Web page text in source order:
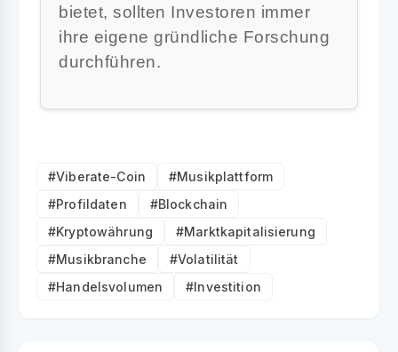
bietet, sollten Investoren immer
ihre eigene gründliche Forschung
durchführen.
#Viberate-Coin
#Musikplattform
#Profildaten
#Blockchain
#Kryptowährung
#Marktkapitalisierung
#Musikbranche
#Volatilität
#Handelsvolumen
#Investition